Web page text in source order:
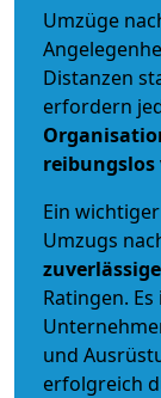
Umzüge
Distanzen
erfordern
reibungslos
Ein
Umzugs
Ratingen.
und
erfolgreich